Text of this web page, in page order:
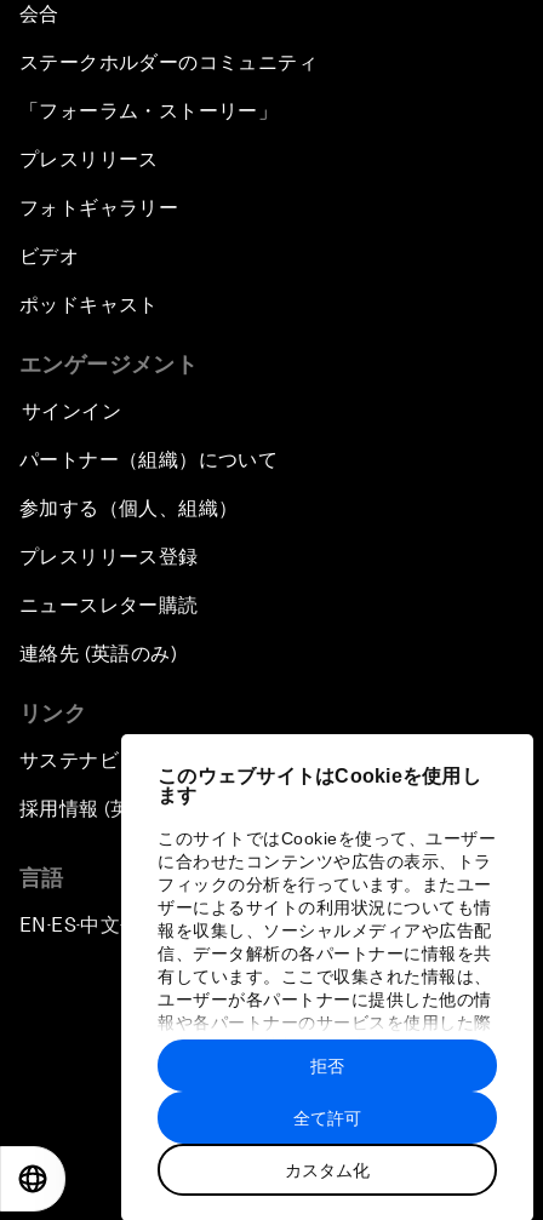
このウェブサイトはCookieを使用し
ます
このサイトではCookieを使って、ユーザー
に合わせたコンテンツや広告の表示、トラ
フィックの分析を行っています。またユー
ザーによるサイトの利用状況についても情
報を収集し、ソーシャルメディアや広告配
信、データ解析の各パートナーに情報を共
有しています。ここで収集された情報は、
ユーザーが各パートナーに提供した他の情
報や各パートナーのサービスを使用した際
に収集された情報と組み合わされ、各パー
トナーによって使用されることがありま
す。
全て許可
カスタム化
拒否
会合
ステークホルダーのコミュニティ
「フォーラム・ストーリー」
プレスリリース
フォトギャラリー
ビデオ
ポッドキャスト
エンゲージメント
サインイン
パートナー（組織）について
参加する（個人、組織）
プレスリリース登録
ニュースレター購読
連絡先 (英語のみ)
リンク
サステナビリティへの取り組み
採用情報 (英語のみ)
言語
EN ▪ES▪中文▪ 日本語
プライバシーポリシーと利用規約
サイトマップ
©
世界経済フォーラム